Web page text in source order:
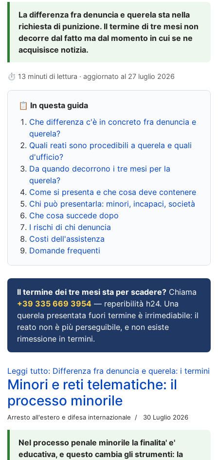
La differenza fra denuncia e querela sta nella
richiesta di punizione. Il termine di tre mesi non
decorre dal fatto ma dal momento in cui se ne
acquisisce notizia.
⏱ 13 minuti di lettura · aggiornato al 27 luglio 2026
📋 In questa guida
Che differenza c'è in concreto fra denuncia e
querela?
Quali reati sono procedibili a querela e quali
d'ufficio?
Da quando decorrono i tre mesi per la
querela?
Come si presenta e che cosa deve contenere
Chi può presentarla: minori, incapaci, società
Che cosa succede dopo
I rischi di chi denuncia
Costi dell'assistenza
Domande frequenti
Il termine dei tre mesi sta per scadere? Chiama
+39 335 669 3954 — reperibilità h24. Una
querela presentata fuori termine è irrimediabile: il
reato non è più perseguibile, e non esiste
rimessione in termini.
Leggi tutto: Differenza fra denuncia e querela: i termini
Minori e reti telematiche: il
processo minorile
Arresto all'estero e difesa internazionale 30 Luglio 2026
Nel processo penale minorile la finalita' e'
educativa, e questo cambia gli strumenti: la